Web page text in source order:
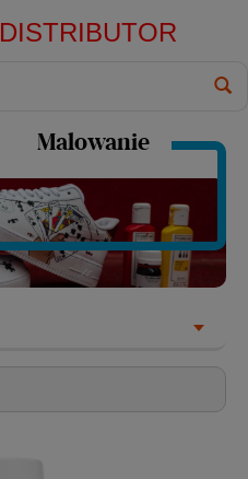
DISTRIBUTOR
Malowanie